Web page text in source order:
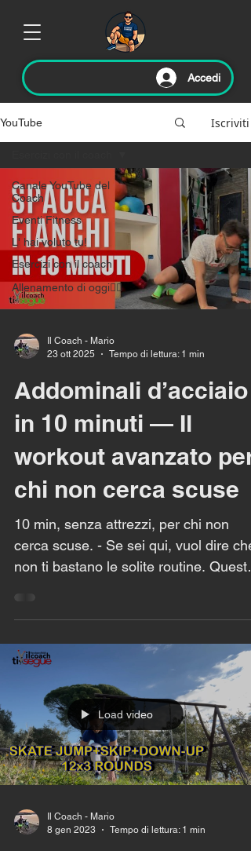
Accedi
YouTube Iscriviti
Canale YouTube del
Coach
Eventi Fitness
L' hai voluto tu!
Esercizi con il coach
Allenamento di oggi🏃‍♂️
Il Coach - Mario
23 ott 2025
Tempo di lettura: 1 min
Addominali d’acciaio
in 10 minuti — Il
workout avanzato per
chi non cerca scuse
10 min, senza attrezzi, per chi non
cerca scuse. - Se sei qui, vuol dire che
non ti bastano le solite routine. Questo
resistenza senza perdere tempo. 10
minuti intensi, senza pause inutili, per
portare il core al livello successivo. 👉
Nessuna attrezzatura, solo la tua
determinazione. 🔥 Ideale per chi si
allena da casa ma vuole risultati veri. ⚡
Ti consiglio di salvare quest
Load video
Il Coach - Mario
8 gen 2023
Tempo di lettura: 1 min